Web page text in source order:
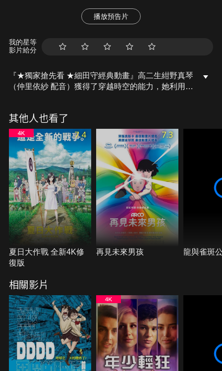
播放預告片
我的星等
影片給分
『★獨家搶先看 ★細田守經典動畫』高二生紺野真琴
（仲里依紗 配音）獲得了穿越時空的能力，她利用那
生活造成影響……
其他人也看了
7.4
夏日大作戰 全新4K修
復版
7.3
再見未來男孩 龍與雀斑
相關影片